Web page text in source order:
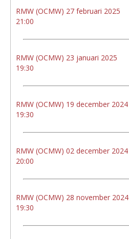
RMW (OCMW) 27 februari 2025
21:00
RMW (OCMW) 23 januari 2025
19:30
RMW (OCMW) 19 december 2024
19:30
RMW (OCMW) 02 december 2024
20:00
RMW (OCMW) 28 november 2024
19:30